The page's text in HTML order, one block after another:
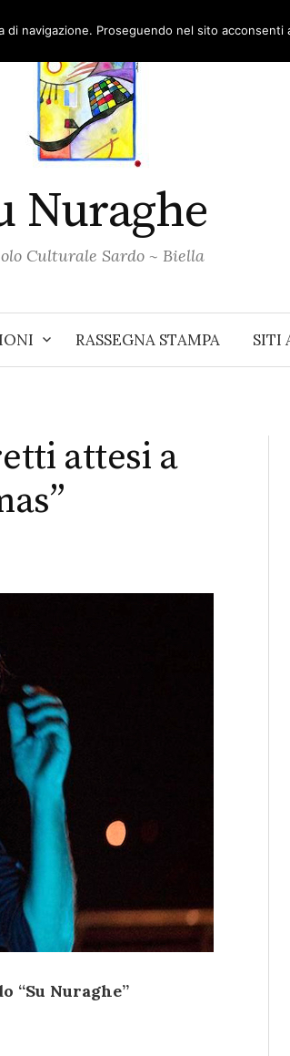
Nuraghe
Culturale Sardo ~ Biella
RASSEGNA STAMPA SITI
attesi a
“Su Nuraghe”
navigazione. Proseguendo nel sito acconsenti